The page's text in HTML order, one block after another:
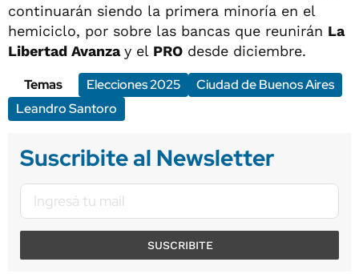
continuarán siendo la primera minoría en el
hemiciclo, por sobre las bancas que reunirán La
Libertad Avanzay el PRO desde diciembre.
Temas
Elecciones 2025
Ciudad de Buenos Aires
Leandro Santoro
Suscribite al Newsletter
SUSCRIBITE